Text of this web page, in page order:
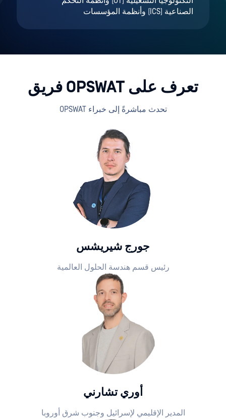
الصناعية (ICS) وأنظمة المؤسسات
تعرف على OPSWAT فريق
تحدث مباشرةً إلى خبراء OPSWAT
جورج شيريشس
رئيس قسم هندسة الحلول العالمية
أوري تشارني
المدير الإقليمي لإسرائيل وجنوب شرق أوروبا